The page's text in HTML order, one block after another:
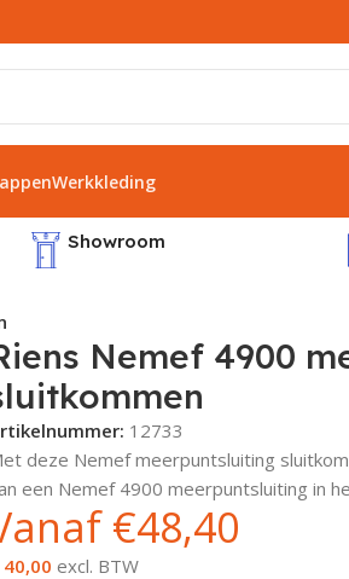
Werkkleding
Showroom
Nemef 4900
12733
deze Nemef meerpuntsluiting
een Nemef 4900 meerpuntsluiting in
€48,40
40,00 excl. BTW